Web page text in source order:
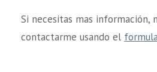
Si necesitas mas información,
contactarme usando el